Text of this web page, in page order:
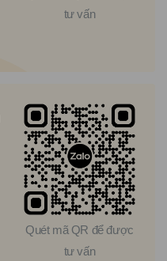
tư vấn
Quét mã QR để được
tư vấn